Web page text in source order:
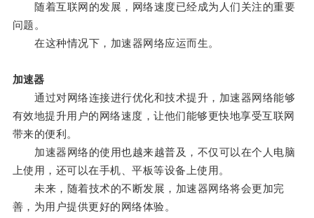
随着互联网的发展，网络速度已经成为人们关注的重要
问题。
在这种情况下，加速器网络应运而生。
加速器
通过对网络连接进行优化和技术提升，加速器网络能够
有效地提升用户的网络速度，让他们能够更快地享受互联网
带来的便利。
加速器网络的使用也越来越普及，不仅可以在个人电脑
上使用，还可以在手机、平板等设备上使用。
未来，随着技术的不断发展，加速器网络将会更加完
善，为用户提供更好的网络体验。